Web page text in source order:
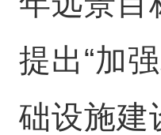
提出“加
础设施建